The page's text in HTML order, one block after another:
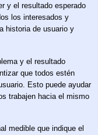
y el resultado esperado
los interesados y
historia de usuario y
y el resultado
que todos estén
Esto puede ayudar
trabajen hacia el mismo
medible que indique el